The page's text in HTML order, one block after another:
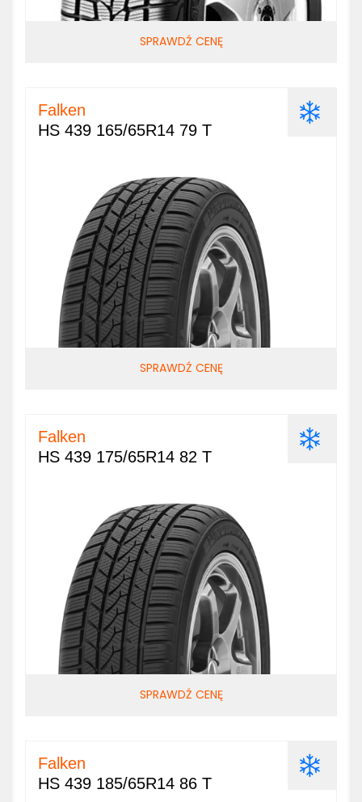
SPRAWDŹ CENĘ
Falken
HS 439 165/65R14 79 T
SPRAWDŹ CENĘ
Falken
HS 439 175/65R14 82 T
SPRAWDŹ CENĘ
Falken
HS 439 185/65R14 86 T